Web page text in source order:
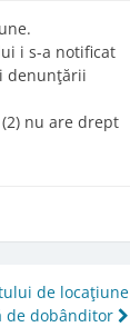
i s-a notificat
denunţării
nu are drept
de locaţiune
de dobânditor